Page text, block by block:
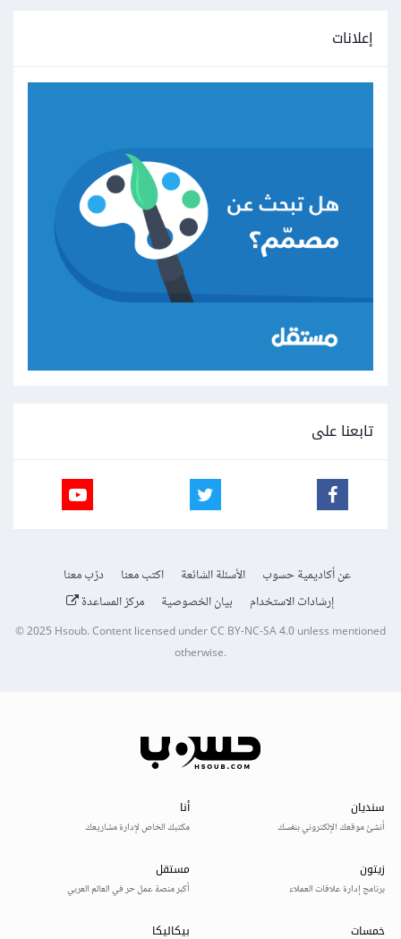
إعلانات
تابعنا على
عن أكاديمية حسوب الأسئلة الشائعة اكتب معنا
درّب معنا
إرشادات الاستخدام
بيان الخصوصية مركز المساعدة
© 2025Hsoub.Content licensed underCC BY-NC-SA 4.0unless mentioned
otherwise.